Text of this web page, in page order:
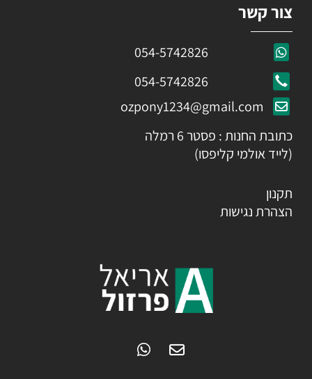
צור קשר
054-5742826
054-5742826
ozpony1234@gmail.com
כתובת החנות : פסטר 6 רמלה
(לייד אולמי קליפסו)
תקנון
הצהרת נגישות